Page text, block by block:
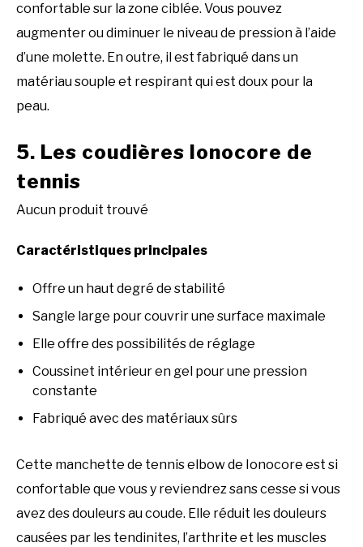
confortable sur la zone ciblée. Vous pouvez
augmenter ou diminuer le niveau de pression à l’aide
d’une molette. En outre, il est fabriqué dans un
matériau souple et respirant qui est doux pour la
peau.
5. Les coudières Ionocore de
tennis
Aucun produit trouvé
Caractéristiques principales
Offre un haut degré de stabilité
Sangle large pour couvrir une surface maximale
Elle offre des possibilités de réglage
Coussinet intérieur en gel pour une pression
constante
Fabriqué avec des matériaux sûrs
Cette manchette de tennis elbow de Ionocore est si
confortable que vous y reviendrez sans cesse si vous
avez des douleurs au coude. Elle réduit les douleurs
causées par les tendinites, l’arthrite et les muscles